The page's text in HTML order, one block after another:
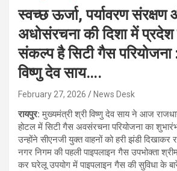
स्वच्छ ऊर्जा, पर्यावरण
अधोसंरचना की दिशा में
संकल्प है सिटी गैस परियोजना
विष्णु देव साय….
February 27, 2026 News Desk
रायपुर: मुख्यमंत्री श्री विष्णु देव साय ने आज
होटल में सिटी गैस अवसंरचना परियोजना का
उन्होंने सीएनजी युक्त वाहनों को हरी झंडी दिखाकर
नगर निगम की पहली पाइपलाइन गैस उपभोक्ता
कर घरेलू उपयोग में पाइपलाइन गैस की सुविधा के